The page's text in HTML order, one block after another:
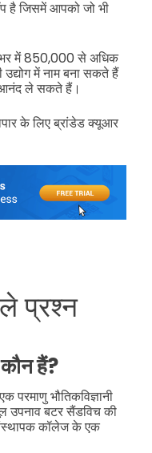
है जिसमें आपको जो भी
में 850,000 से अधिक
उद्योग में नाम बना सकते हैं
ले सकते हैं।
के लिए ब्रांडेड क्यूआर
प्रश्न
हैं?
भौतिकविज्ञानी
उपनाव बटर सैंडविच की
संस्थापक कॉलेज के एक